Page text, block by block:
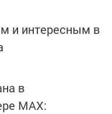
и интересным в
в
MАХ: